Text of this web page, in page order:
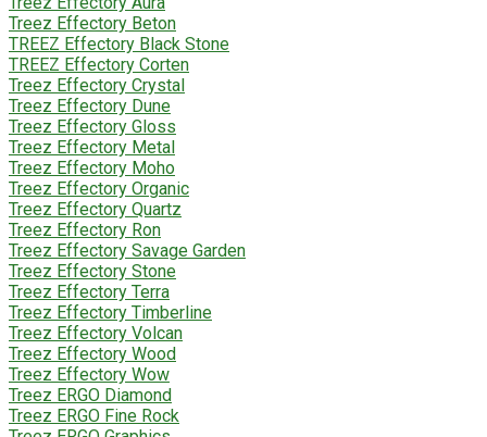
Treez Effectory Beton
TREEZ Effectory Black Stone
TREEZ Effectory Corten
Treez Effectory Crystal
Treez Effectory Dune
Treez Effectory Gloss
Treez Effectory Metal
Treez Effectory Moho
Treez Effectory Organic
Treez Effectory Quartz
Treez Effectory Ron
Treez Effectory Savage Garden
Treez Effectory Stone
Treez Effectory Terra
Treez Effectory Timberline
Treez Effectory Volcan
Treez Effectory Wood
Treez Effectory Wow
Treez ERGO Diamond
Treez ERGO Fine Rock